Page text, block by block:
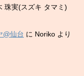
珠実(スズキ タマミ)
@仙台 に Noriko より